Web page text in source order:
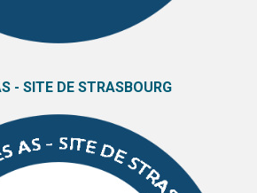
- SITE DE STRASBOURG